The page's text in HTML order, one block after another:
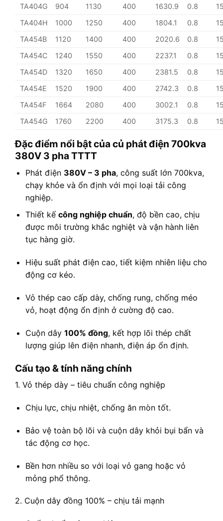
TA404G 904 1130 400 1630.9 0.8
TA404H
1000 1250 400 1804.1 0.8
TA454B
1120 1400 400 2020.6 0.8
TA454C
1240 1550 400 2237.1 0.8
TA454D
1320 1650 400 2381.5 0.8
TA454E
1520 1900 400 2742.3 0.8
TA454F
1664 2080 400 3002.1 0.8
TA454G
1760 2200 400 3175.3 0.8
Đặc điểm nổi bật của củ phát điện 700kva
380V 3 pha TTTT
Phát điện 380V – 3 pha, công suất lớn 700kva,
chạy khỏe và ổn định với mọi loại tải công
nghiệp.
Thiết kế công nghiệp chuẩn, độ bền cao, chịu
được môi trường khắc nghiệt và vận hành liên
tục hàng giờ.
Hiệu suất phát điện cao, tiết kiệm nhiên liệu cho
động cơ kéo.
Vỏ thép cao cấp dày, chống rung, chống méo
vỏ, hoạt động ổn định ở cường độ cao.
Cuộn dây 100% đồng, kết hợp lõi thép chất
lượng giúp lên điện nhanh, điện áp ổn định.
Cấu tạo & tính năng chính
1. Vỏ thép dày – tiêu chuẩn công nghiệp
Chịu lực, chịu nhiệt, chống ăn mòn tốt.
Bảo vệ toàn bộ lõi và cuộn dây khỏi bụi bẩn và
tác động cơ học.
Bền hơn nhiều so với loại vỏ gang hoặc vỏ
mỏng phổ thông.
2. Cuộn dây đồng 100% – chịu tải mạnh